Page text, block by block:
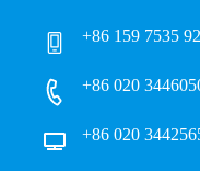
+86 159 7535
+86 020
+86 020